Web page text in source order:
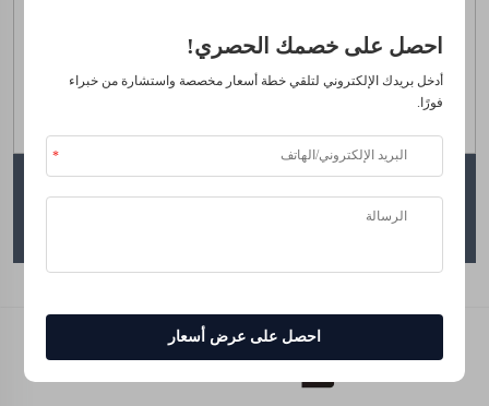
بوليمر امتصاص مياه خارق بوتاسيوم بولي أكريلات
احصل على خصمك الحصري!
أدخل بريدك الإلكتروني لتلقي خطة أسعار مخصصة واستشارة من خبراء
فورًا.
احصل على عرض أسعار